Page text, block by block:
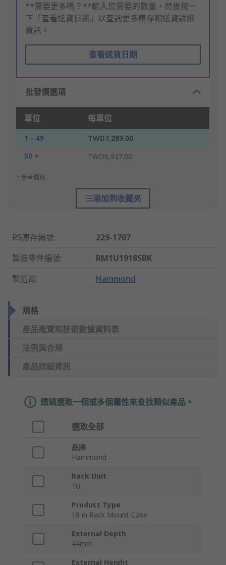
**需要更多嗎？**輸入您需要的數量，然後按一
下「查看送貨日期」以查詢更多庫存和送貨詳細
資訊。
查看送貨日期
批發價選項
單位 每單位
1 - 49
TWD7,289.00
50 +
TWD6,927.00
* 參考價格
添加到收藏夾
RS庫存編號:
229-1707
製造零件編號:
RM1U1918SBK
製造商: Hammond
規格
產品概覽和技術數據資料表
法例與合規
產品詳細資訊
透過選取一個或多個屬性來查找類似產品。
選取全部
品牌
Hammond
Rack Unit
1U
Product Type
19 in Rack Mount Case
External Depth
44mm
External Height